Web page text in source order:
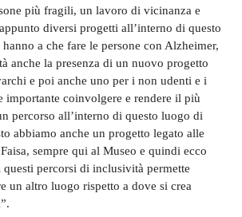
più fragili, un lavoro di vicinanza e
diversi progetti all’interno di questo
a che fare le persone con Alzheimer,
anche la presenza di un nuovo progetto
e poi anche uno per i non udenti e i
importante coinvolgere e rendere il più
percorso all’interno di questo luogo di
abbiamo anche un progetto legato alle
sempre qui al Museo e quindi ecco
questi percorsi di inclusività permette
un altro luogo rispetto a dove si crea